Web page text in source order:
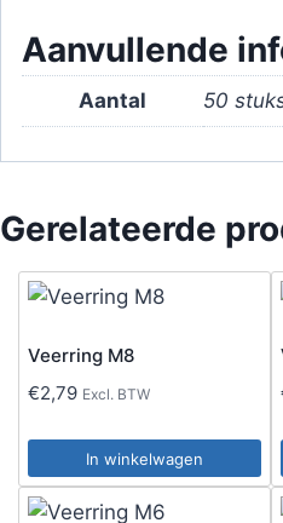
Aanvullende
Aantal 50
Gerelateerde
Veerring M8
€2,79 Excl. BTW
In winkelwagen